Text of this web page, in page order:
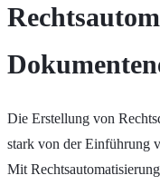
Die Erstellung von
stark von der Einführung
Mit